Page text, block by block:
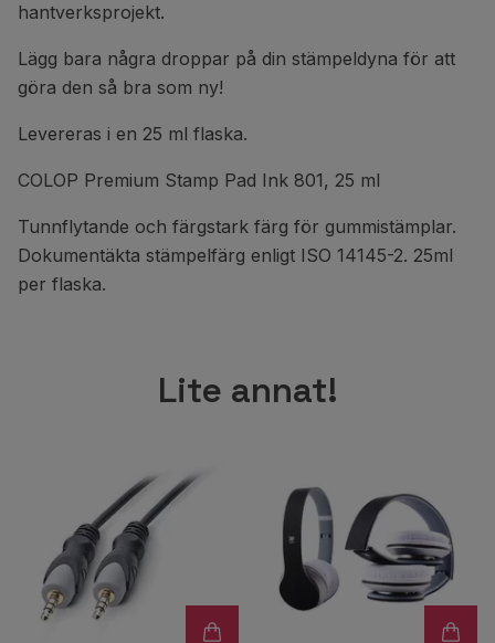
hantverksprojekt.
Lägg bara några droppar på din stämpeldyna för att
göra den så bra som ny!
Levereras i en 25 ml flaska.
COLOP Premium Stamp Pad Ink 801, 25 ml
Tunnflytande och färgstark färg för gummistämplar.
Dokumentäkta stämpelfärg enligt ISO 14145-2. 25ml
per flaska.
Lite annat!